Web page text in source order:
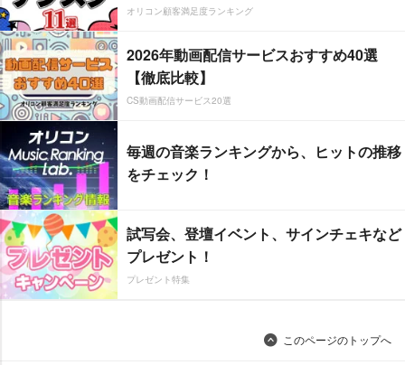
オリコン顧客満足度ランキング
2026年動画配信サービスおすすめ40選
【徹底比較】
CS動画配信サービス20選
毎週の音楽ランキングから、ヒットの推移
をチェック！
試写会、登壇イベント、サインチェキなど
プレゼント！
プレゼント特集
このページのトップへ